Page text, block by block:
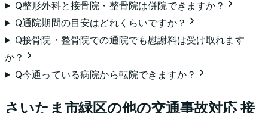
Q整形外科と接骨院・整骨院は併院できますか？
Q通院期間の目安はどれくらいですか？
Q接骨院・整骨院での通院でも慰謝料は受け取れます
か？
Q今通っている病院から転院できますか？
さいたま市緑区の他の交通事故対応 接